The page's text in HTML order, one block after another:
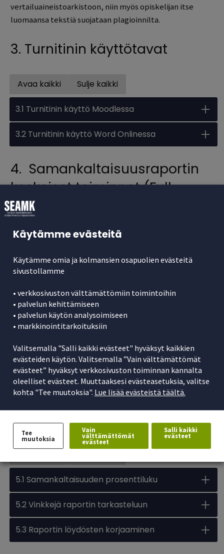
vertailuaineistoarkistoon, niin myös opiskelijan itse
luomaansa tekstiä suojataan plagioinnilta.
3. Turnitinin käyttötavat
Avaa kaikki
Open all accordions
Sulje kaikki
3.1 Turnitinin käyttö Moodlessa
3.2 Turnitinin käyttö Word Onlinessa
4. Samankaltaisuusraportin
keskeiset toiminnot (Full
Report)
Avaa kaikki Sulje kaikki
4.1 Raportin valmistuminen
4.2 Raportin yleiskatsaus
4.3 Samankaltaisuustulosten etsiminen
dokumentista ja suodatus
4.4 Useita vastaavuuksia samaan lähteeseen
4.5 Raportin tallennus ja jakaminen
5. Raportin tulkinta
Open all accordionsSulje kaikki
5.1 Samankaltaisuuden prosenttiluku
5.2 Vinkkejä raportin tarkasteluun
5.3 Raportin löydösten korjaaminen
Käytämme evästeitä
Käytämme omia ja kolmansien osapuolien evästeitä
sivustollamme
• verkkosivuston välttämättömiin toimintoihin
• palvelun kehittämiseen
• palvelun käytön analysoimiseen
• markkinointitarkoituksiin
Valitsemalla "Salli kaikki evästeet" hyväksyt kaikkien
evästeiden käytön. Valitsemalla ”Vain välttämättömät
evästeet” hyväksyt verkkosivuston toiminnan kannalta
oleelliset evästeet. Muuttaaksesi evästeasetuksia, valitse
kohta "Tee muutoksia". Lue lisää evästeistä täältä.
Tee
muutoksia
Vain
välttämättömät
evästeet
Salli kaikki
evästeet